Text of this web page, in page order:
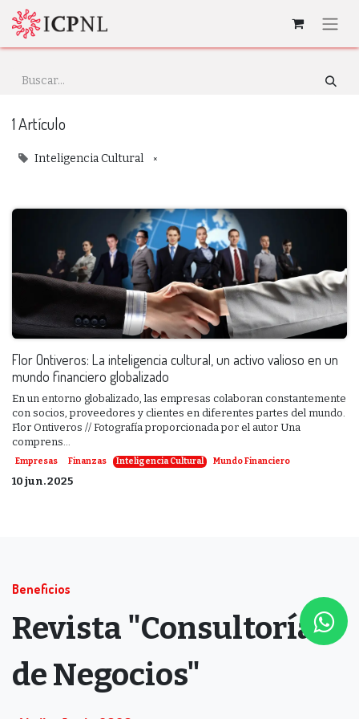
1 Artículo
Inteligencia Cultural ×
Flor Ontiveros: La inteligencia cultural, un activo valioso en un
mundo financiero globalizado
En un entorno globalizado, las empresas colaboran constantemente
con socios, proveedores y clientes en diferentes partes del mundo.
Flor Ontiveros // Fotografía proporcionada por el autor Una
comprens...
Empresas Finanzas Inteligencia Cultural Mundo Financiero
10 jun. 2025
Beneficios
Revista "Consultoría
de Negocios"